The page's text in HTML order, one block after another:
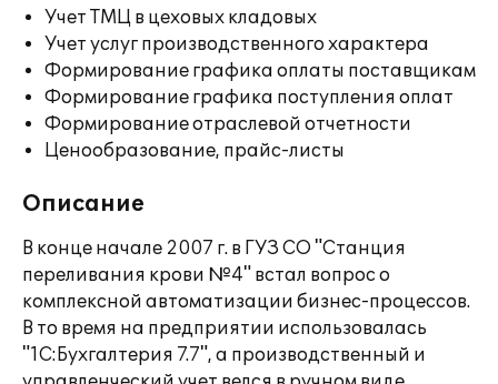
Учет ТМЦ в цеховых кладовых
Учет услуг производственного характера
Формирование графика оплаты поставщикам
Формирование графика поступления оплат
Формирование отраслевой отчетности
Ценообразование, прайс-листы
Описание
В конце начале 2007 г. в ГУЗ СО "Станция
переливания крови №4" встал вопрос о
комплексной автоматизации бизнес-процессов.
В то время на предприятии использовалась
"1С:Бухгалтерия 7.7", а производственный и